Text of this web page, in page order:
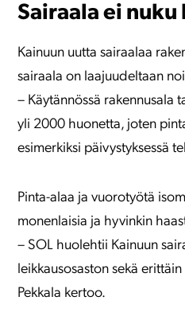
Sairaala ei nuku
Kainuun uutta sairaalaa
sairaala on laajuudeltaan
– Käytännössä rakennusala
yli 2000 huonetta, joten
esimerkiksi päivystyksessä
Pinta-alaa ja vuorotyötä
monenlaisia ja hyvinkin
– SOL huolehtii Kainuun
leikkausosaston sekä
Pekkala kertoo.